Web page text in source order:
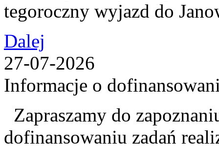
tegoroczny wyjazd do
Dalej
27-07-2026
Informacje o
Zapraszamy do
dofinansowaniu zadań